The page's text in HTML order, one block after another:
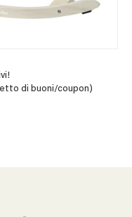
di buoni/coupon)